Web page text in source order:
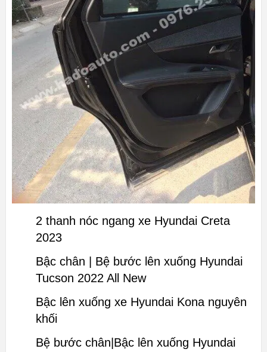
2 thanh nóc ngang xe Hyundai Creta
2023
Bậc chân | Bệ bước lên xuống Hyundai
Tucson 2022 All New
Bậc lên xuống xe Hyundai Kona nguyên
khối
Bệ bước chân|Bậc lên xuống Hyundai